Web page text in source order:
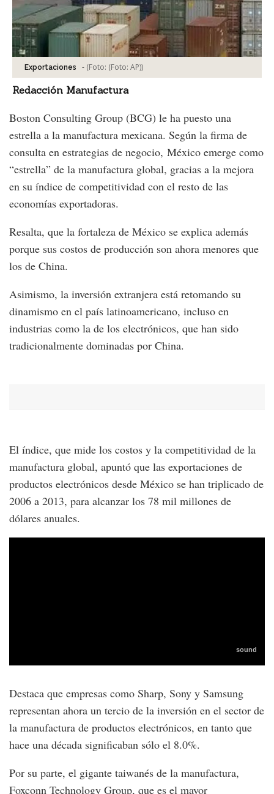
Exportaciones - (Foto: (Foto: AP))
Redacción Manufactura
Boston Consulting Group (BCG) le ha puesto una
estrella a la manufactura mexicana. Según la firma de
consulta en estrategias de negocio, México emerge como
“estrella” de la manufactura global, gracias a la mejora
en su índice de competitividad con el resto de las
economías exportadoras.
Resalta, que la fortaleza de México se explica además
porque sus costos de producción son ahora menores que
los de China.
Asimismo, la inversión extranjera está retomando su
dinamismo en el país latinoamericano, incluso en
industrias como la de los electrónicos, que han sido
tradicionalmente dominadas por China.
El índice, que mide los costos y la competitividad de la
manufactura global, apuntó que las exportaciones de
productos electrónicos desde México se han triplicado de
2006 a 2013, para alcanzar los 78 mil millones de
dólares anuales.
Destaca que empresas como Sharp, Sony y Samsung
representan ahora un tercio de la inversión en el sector de
la manufactura de productos electrónicos, en tanto que
hace una década significaban sólo el 8.0%.
Por su parte, el gigante taiwanés de la manufactura,
Foxconn Technology Group, que es el mayor